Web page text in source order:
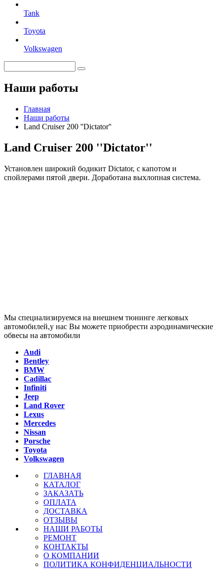
Tank
Toyota
Volkswagen
Наши работы
Главная
Наши работы
Land Cruiser 200 ''Dictator''
Land Cruiser 200 ''Dictator''
Установлен широкий бодикит Dictator, с капотом и
спойлерами пятой двери. Доработана выхлопная система.
Мы специализируемся на внешнем тюнинге легковых
автомобилей,у нас Вы можете приобрести аэродинамические
обвесы на автомобили
Audi
Bentley
BMW
Cadillac
Infiniti
Jeep
Land Rover
Lexus
Mercedes
Nissan
Porsche
Toyota
Volkswagen
ГЛАВНАЯ
КАТАЛОГ
ЗАКАЗАТЬ
ОПЛАТА
ДОСТАВКА
ОТЗЫВЫ
НАШИ РАБОТЫ
РЕМОНТ
КОНТАКТЫ
О КОМПАНИИ
ПОЛИТИКА КОНФИДЕНЦИАЛЬНОСТИ